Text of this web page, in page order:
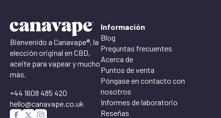
Bienvenido a Canavape®, la
elección original en CBD,
aceite para vapear y mucho
más.
+44 1608 485 420
hello@canavape.co.uk
Información
Blog
Preguntas frecuentes
Acerca de
Puntos de venta
Póngase en contacto con
nosotros
Informes de laboratorio
Reseñas